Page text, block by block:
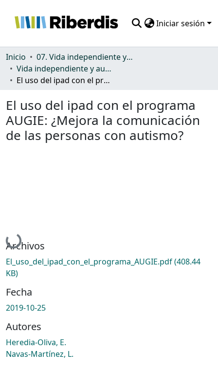
Iniciar sesión
Comunidades
Todo DSpace
Inicio
07. Vida independiente y autonomía personal
Vida independiente y autonomía personal
El uso del ipad con el programa AUGIE: ¿Mejora la comunicación de las personas con autismo?
El uso del ipad con el programa
AUGIE: ¿Mejora la comunicación
de las personas con autismo?
Cargando...
Archivos
El_uso_del_ipad_con_el_programa_AUGIE.pdf(408.44
KB)
Fecha
2019-10-25
Autores
Heredia-Oliva, E.
Navas-Martínez, L.